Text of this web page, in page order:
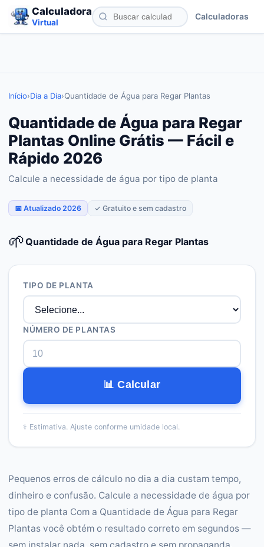
Calculadora
Virtual
Calculadoras
Início›Dia a Dia›Quantidade de Água para Regar Plantas
Quantidade de Água para Regar
Plantas Online Grátis — Fácil e
Rápido 2026
Calcule a necessidade de água por tipo de planta
📅 Atualizado 2026 ✓ Gratuito e sem cadastro
🌱Quantidade de Água para Regar Plantas
TIPO DE PLANTA
NÚMERO DE PLANTAS
📊 Calcular
⚕️ Estimativa. Ajuste conforme umidade local.
Pequenos erros de cálculo no dia a dia custam tempo,
dinheiro e confusão. Calcule a necessidade de água por
tipo de planta Com a Quantidade de Água para Regar
Plantas você obtém o resultado correto em segundos —